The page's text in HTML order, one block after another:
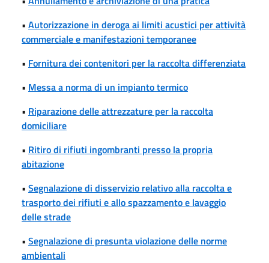
• Autorizzazione in deroga ai limiti acustici per attività
commerciale e manifestazioni temporanee
• Fornitura dei contenitori per la raccolta differenziata
• Messa a norma di un impianto termico
• Riparazione delle attrezzature per la raccolta
domiciliare
• Ritiro di rifiuti ingombranti presso la propria
abitazione
• Segnalazione di disservizio relativo alla raccolta e
trasporto dei rifiuti e allo spazzamento e lavaggio
delle strade
• Segnalazione di presunta violazione delle norme
ambientali